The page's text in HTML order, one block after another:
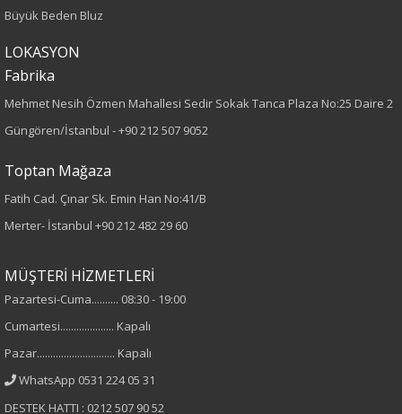
Desen
Düz
%100 Polyester
Yaka Tipi
Bisiklet Yaka
Kadın
Kol Tipi
Büyük Beden Bluz
LOKASYON
Fabrika
Mehmet Nesih Özmen Mahallesi Sedir Sokak Tanca Plaza No:25 Daire 2
Güngören/İstanbul -+90 212 507 9052
Toptan Mağaza
Fatih Cad. Çınar Sk. Emin Han No:41/B
Merter- İstanbul +90 212 482 29 60
MÜŞTERİ HİZMETLERİ
Pazartesi-Cuma.......... 08:30 - 19:00
Cumartesi.................... Kapalı
Pazar............................. Kapalı
WhatsApp 0531 224 05 31
DESTEK HATTI : 0212 507 90 52